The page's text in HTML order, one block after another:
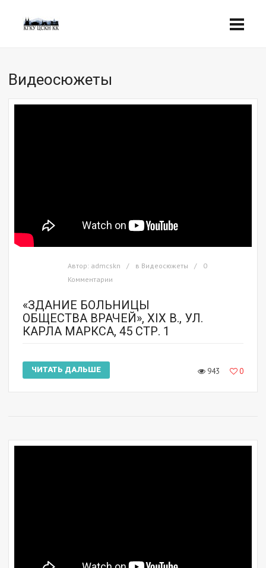
Видеосюжеты
Автор: admcskn в Видеосюжеты
0
Комментарии
«ЗДАНИЕ БОЛЬНИЦЫ
ОБЩЕСТВА ВРАЧЕЙ», XIX В., УЛ.
КАРЛА МАРКСА, 45 СТР. 1
ЧИТАТЬ ДАЛЬШЕ 943 0